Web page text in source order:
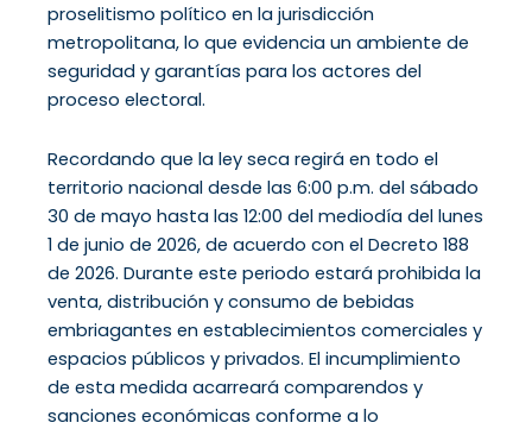
proselitismo político en la jurisdicción
metropolitana, lo que evidencia un ambiente de
seguridad y garantías para los actores del
proceso electoral.
Recordando que la ley seca regirá en todo el
territorio nacional desde las 6:00 p.m. del sábado
30 de mayo hasta las 12:00 del mediodía del lunes
1 de junio de 2026, de acuerdo con el Decreto 188
de 2026. Durante este periodo estará prohibida la
venta, distribución y consumo de bebidas
embriagantes en establecimientos comerciales y
espacios públicos y privados. El incumplimiento
de esta medida acarreará comparendos y
sanciones económicas conforme a lo